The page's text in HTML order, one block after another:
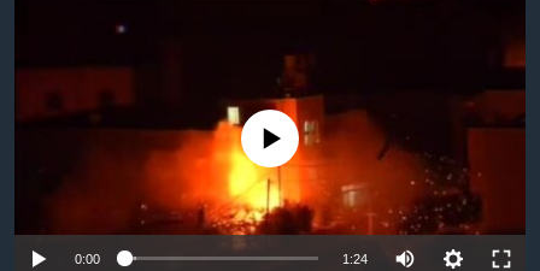
ຄົ້ນໂລກ
ເອເຊຍ
ອິດສະຫຼະພາບດ້ານການຂ່າວ
ຊີວິດຊາວລາວ
ຊຸມຊົນຊາວລາວ
No media source currently available
0:00 1:24